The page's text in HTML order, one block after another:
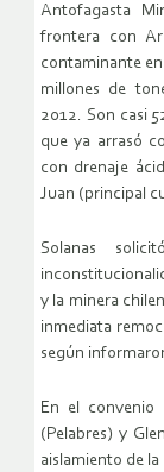
Antofagasta
frontera con
contaminante
millones de
2012. Son casi
que ya arrasó
con drenaje
Juan (principal
Solanas
y la minera
inmediata
según
En el convenio
(Pelabres) y
aislamiento de